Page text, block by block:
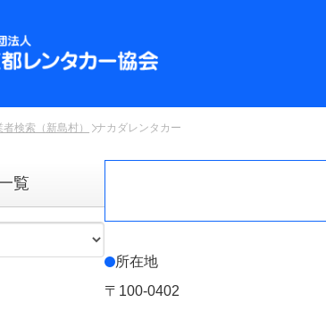
検索（新島村） ナカダレンタカー
覧
所在地
〒100-0402